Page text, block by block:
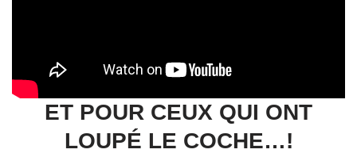
ET POUR CEUX QUI ONT
LOUPÉ LE COCHE…!